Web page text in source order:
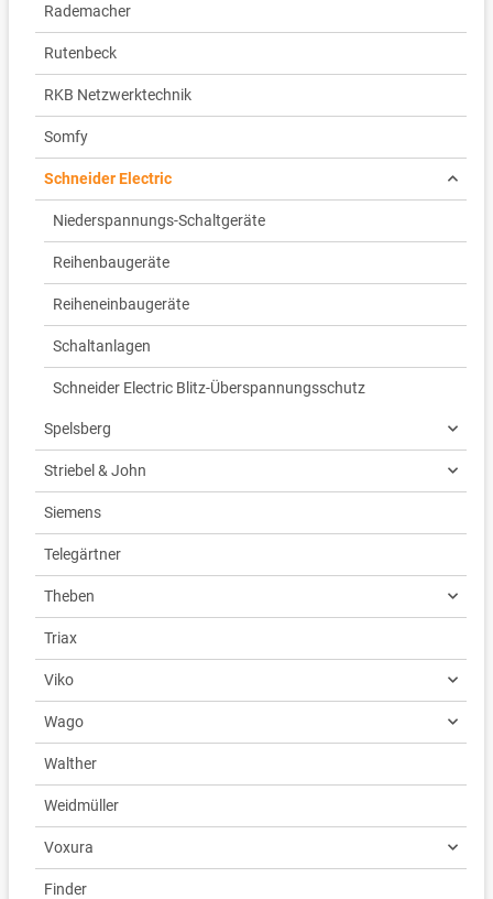
Rademacher
Rutenbeck
RKB Netzwerktechnik
Somfy
Schneider Electric
Niederspannungs-Schaltgeräte
Reihenbaugeräte
Reiheneinbaugeräte
Schaltanlagen
Schneider Electric Blitz-Überspannungsschutz
Spelsberg
Striebel & John
Siemens
Telegärtner
Theben
Triax
Viko
Wago
Walther
Weidmüller
Voxura
Finder